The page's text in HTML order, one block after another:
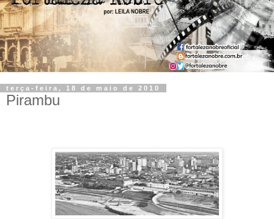
terça-feira, 18 de maio de 2010
Pirambu